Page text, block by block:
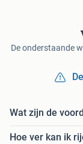
De onderstaande
Wat zijn de
Hoe ver kan ik